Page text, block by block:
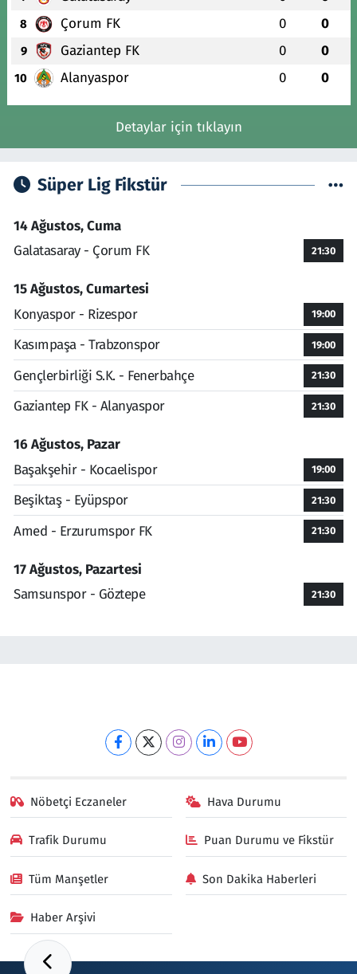
8 Çorum FK 0 0
9 Gaziantep FK 0 0
10 Alanyaspor 0 0
Detaylar için tıklayın
Süper Lig Fikstür
14 Ağustos, Cuma
Galatasaray - Çorum FK
21:30
15 Ağustos, Cumartesi
Konyaspor - Rizespor
19:00
Kasımpaşa - Trabzonspor 19:00
Gençlerbirliği S.K. - Fenerbahçe 21:30
Gaziantep FK - Alanyaspor 21:30
16 Ağustos, Pazar
Başakşehir - Kocaelispor
19:00
Beşiktaş - Eyüpspor 21:30
Amed - Erzurumspor FK 21:30
17 Ağustos, Pazartesi
Samsunspor - Göztepe
21:30
Nöbetçi Eczaneler Hava Durumu
Trafik Durumu Puan Durumu ve Fikstür
Tüm Manşetler Son Dakika Haberleri
Haber Arşivi